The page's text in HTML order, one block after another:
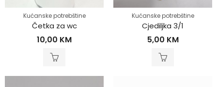
Kućanske potrebštine
Četka za wc
10,00 KM
Kućanske potrebštine
Cjediljka 3/1
5,00 KM